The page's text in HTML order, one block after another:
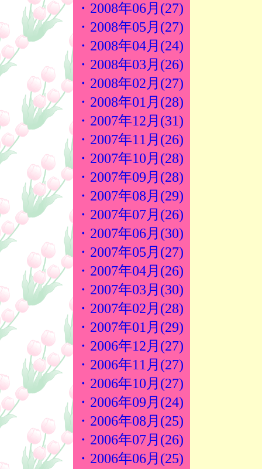
・2008年06月(27)
・2008年05月(27)
・2008年04月(24)
・2008年03月(26)
・2008年02月(27)
・2008年01月(28)
・2007年12月(31)
・2007年11月(26)
・2007年10月(28)
・2007年09月(28)
・2007年08月(29)
・2007年07月(26)
・2007年06月(30)
・2007年05月(27)
・2007年04月(26)
・2007年03月(30)
・2007年02月(28)
・2007年01月(29)
・2006年12月(27)
・2006年11月(27)
・2006年10月(27)
・2006年09月(24)
・2006年08月(25)
・2006年07月(26)
・2006年06月(25)